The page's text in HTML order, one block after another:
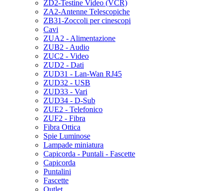
ZD2-Testine Video (VCR)
ZA2-Antenne Telescopiche
ZB31-Zoccoli per cinescopi
Cavi
ZUA2 - Alimentazione
ZUB2 - Audio
ZUC2 - Video
ZUD2 - Dati
ZUD31 - Lan-Wan RJ45
ZUD32 - USB
ZUD33 - Vari
ZUD34 - D-Sub
ZUE2 - Telefonico
ZUF2 - Fibra
Fibra Ottica
Spie Luminose
Lampade miniatura
Capicorda - Puntali - Fascette
Capicorda
Puntalini
Fascette
Outlet